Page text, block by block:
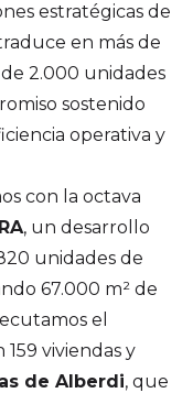
estratégicas de
en más de
2.000 unidades
sostenido
operativa y
con la octava
, un desarrollo
unidades de
67.000 m² de
el
159 viviendas y
de Alberdi, que